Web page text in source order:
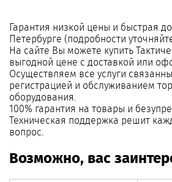
Гарантия низкой цены и быстрая
Петербурге (подробности
На сайте Вы можете купить
выгодной цене с доставкой или
Осуществляем все услуги
регистрацией и обслуживанием
оборудования.
100% гарантия на товары и
Техническая поддержка решит
вопрос.
Возможно, вас